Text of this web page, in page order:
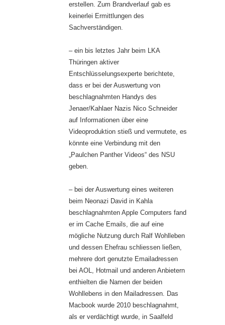
erstellen. Zum Brandverlauf gab es
keinerlei Ermittlungen des
Sachverständigen.
– ein bis letztes Jahr beim LKA
Thüringen aktiver
Entschlüsselungsexperte berichtete,
dass er bei der Auswertung von
beschlagnahmten Handys des
Jenaer/Kahlaer Nazis Nico Schneider
auf Informationen über eine
Videoproduktion stieß und vermutete, es
könnte eine Verbindung mit den
„Paulchen Panther Videos“ des NSU
geben.
– bei der Auswertung eines weiteren
beim Neonazi David in Kahla
beschlagnahmten Apple Computers fand
er im Cache Emails, die auf eine
mögliche Nutzung durch Ralf Wohlleben
und dessen Ehefrau schliessen ließen,
mehrere dort genutzte Emailadressen
bei AOL, Hotmail und anderen Anbietern
enthielten die Namen der beiden
Wohllebens in den Mailadressen. Das
Macbook wurde 2010 beschlagnahmt,
als er verdächtigt wurde, in Saalfeld